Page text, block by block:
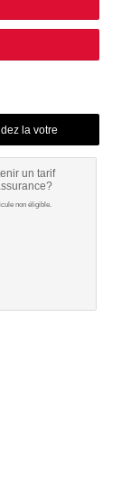
un tarif
non éligible.